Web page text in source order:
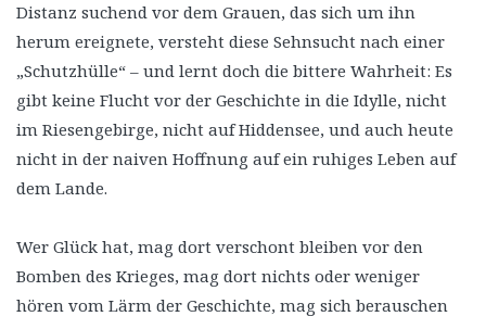
Distanz suchend vor dem Grauen, das sich um ihn
herum ereignete, versteht diese Sehnsucht nach einer
„Schutzhülle“ – und lernt doch die bittere Wahrheit: Es
gibt keine Flucht vor der Geschichte in die Idylle, nicht
im Riesengebirge, nicht auf Hiddensee, und auch heute
nicht in der naiven Hoffnung auf ein ruhiges Leben auf
dem Lande.
Wer Glück hat, mag dort verschont bleiben vor den
Bomben des Krieges, mag dort nichts oder weniger
hören vom Lärm der Geschichte, mag sich berauschen